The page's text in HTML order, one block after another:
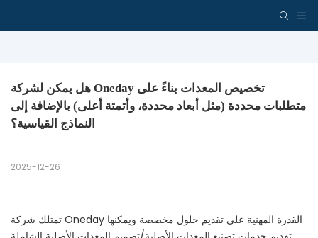
هل يمكن لشركة Oneday تخصيص المعدات بناءً على
متطلبات محددة (مثل أبعاد محددة، وأتمتة أعلى) بالإضافة إلى
النماذج القياسية؟
2025-12-26
تمتلك شركة Oneday القدرة المهنية على تقديم حلول مخصصة ويمكنها